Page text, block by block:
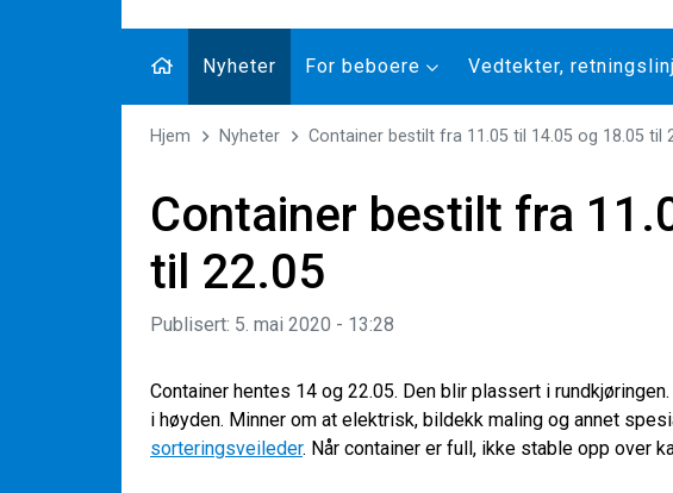
Nyheter For beboere Vedtekter,
Hjem Nyheter Container bestilt fra 11.05 til 14.05 og 18.05 til
Container bestilt fra
til 22.05
Publisert: 5. mai 2020 - 13:28
Container hentes 14 og 22.05. Den blir plassert i
i høyden. Minner om at elektrisk, bildekk maling og annet
sorteringsveileder. Når container er full, ikke stable opp over